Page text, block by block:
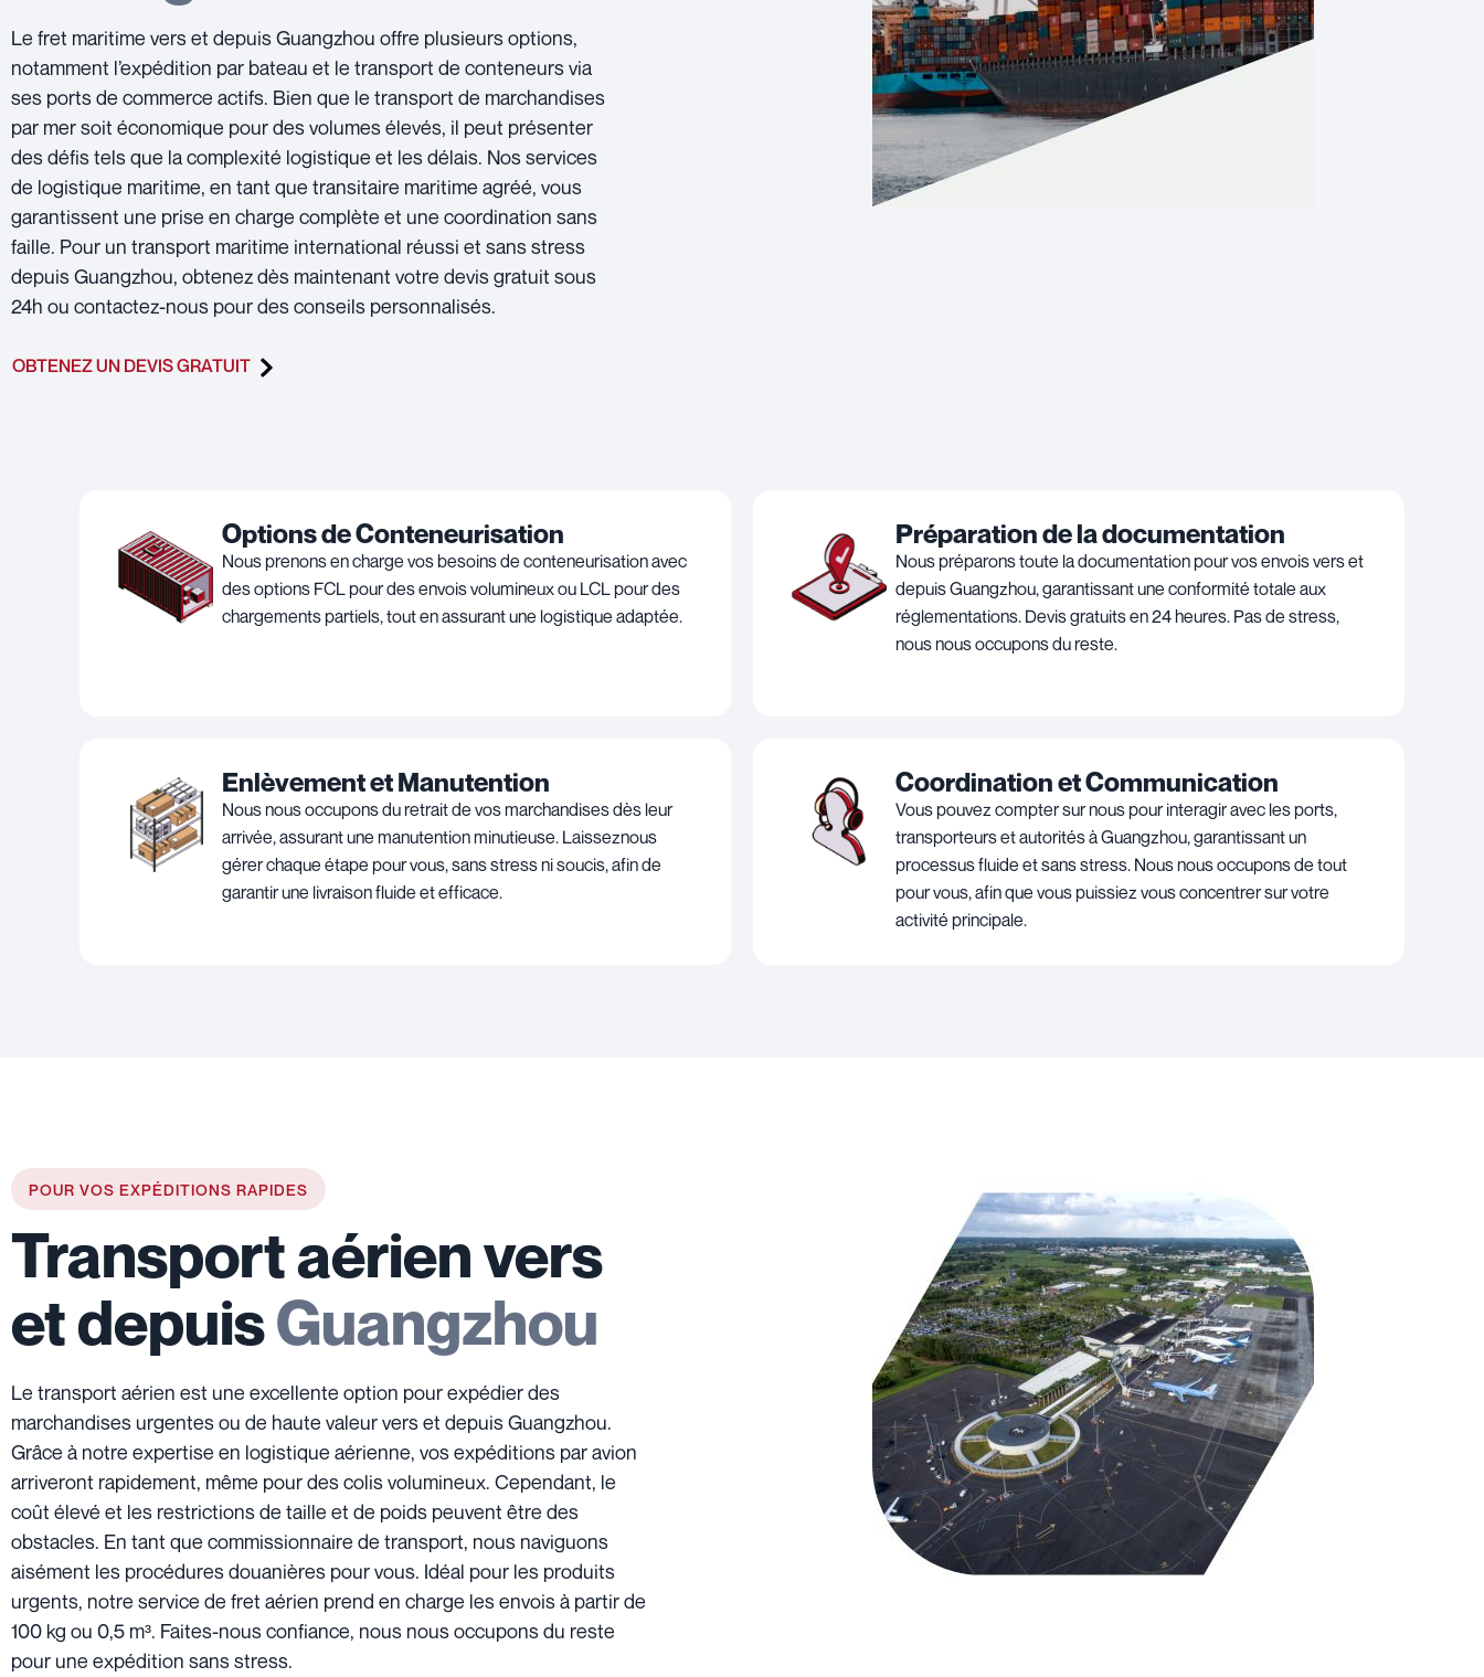
Le fret maritime vers et depuis Guangzhou offre plusieurs options,
notamment l’expédition par bateau et le transport de conteneurs via
ses ports de commerce actifs. Bien que le transport de marchandises
par mer soit économique pour des volumes élevés, il peut présenter
des défis tels que la complexité logistique et les délais. Nos services
de logistique maritime, en tant que transitaire maritime agréé, vous
garantissent une prise en charge complète et une coordination sans
faille. Pour un transport maritime international réussi et sans stress
depuis Guangzhou, obtenez dès maintenant votre devis gratuit sous
24h ou contactez-nous pour des conseils personnalisés.
OBTENEZ UN DEVIS GRATUIT
Options de Conteneurisation
Nous prenons en charge vos besoins de conteneurisation avec
des options FCL pour des envois volumineux ou LCL pour des
chargements partiels, tout en assurant une logistique adaptée.
Préparation de la documentation
Nous préparons toute la documentation pour vos envois vers et
depuis Guangzhou, garantissant une conformité totale aux
réglementations. Devis gratuits en 24 heures. Pas de stress,
nous nous occupons du reste.
Enlèvement et Manutention
Nous nous occupons du retrait de vos marchandises dès leur
arrivée, assurant une manutention minutieuse. Laisseznous
gérer chaque étape pour vous, sans stress ni soucis, afin de
garantir une livraison fluide et efficace.
Coordination et Communication
Vous pouvez compter sur nous pour interagir avec les ports,
transporteurs et autorités à Guangzhou, garantissant un
processus fluide et sans stress. Nous nous occupons de tout
pour vous, afin que vous puissiez vous concentrer sur votre
activité principale.
POUR VOS EXPÉDITIONS RAPIDES
Transport aérien vers
et depuisGuangzhou
Le transport aérien est une excellente option pour expédier des
marchandises urgentes ou de haute valeur vers et depuis Guangzhou.
Grâce à notre expertise en logistique aérienne, vos expéditions par avion
arriveront rapidement, même pour des colis volumineux. Cependant, le
coût élevé et les restrictions de taille et de poids peuvent être des
obstacles. En tant que commissionnaire de transport, nous naviguons
aisément les procédures douanières pour vous. Idéal pour les produits
urgents, notre service de fret aérien prend en charge les envois à partir de
100 kg ou 0,5 m³. Faites-nous confiance, nous nous occupons du reste
pour une expédition sans stress.